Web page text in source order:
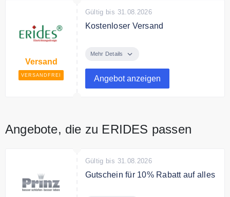
Versand
VERSANDFREI
Gültig bis 31.08.2026
Kostenloser Versand
versandkostenfrei.
Mehr Details
Angebot anzeigen
Angebote, die zu ERIDES passen
Gültig bis 31.08.2026
Gutschein für 10% Rabatt auf alles